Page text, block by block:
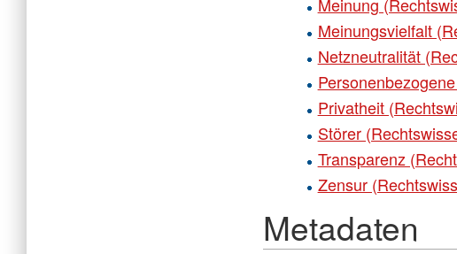
Meinungsvielfalt
Netzneutralität
Privatheit
Störer
Transparenz
Zensur
Metadaten